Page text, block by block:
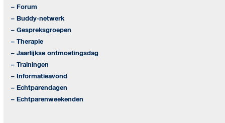
– Forum
– Buddy-netwerk
– Gespreksgroepen
– Therapie
– Jaarlijkse ontmoetingsdag
– Trainingen
– Informatieavond
– Echtparendagen
– Echtparenweekenden